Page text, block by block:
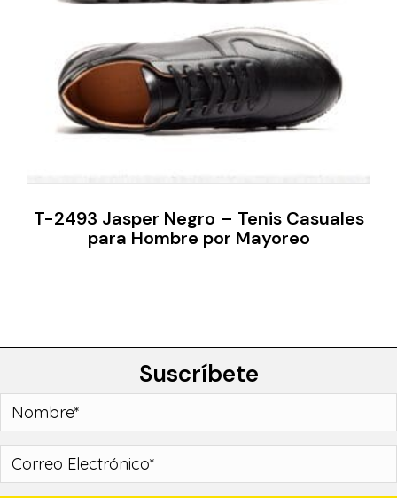
T-2493 Jasper Negro – Tenis Casuales
para Hombre por Mayoreo
Suscríbete